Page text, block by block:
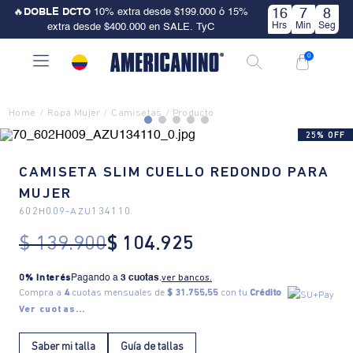
🔥 DOBLE DCTO 10% extra desde $199.000 ó 15%
extra desde $400.000 en SALE. TyC
16
Hrs
7
Min
8
Seg
0
Ropa Mujer Camisetas
25% OFF
CAMISETA SLIM CUELLO REDONDO PARA
MUJER
602H009-AZU134110
$ 139.900$ 104.925
0% Interés Pagando a 3 cuotas.ver bancos.
Compra a 4cuotas mensuales de $ 31.755,55 con tu Crédito
Ver cuotas...
Saber mi talla Guía de tallas